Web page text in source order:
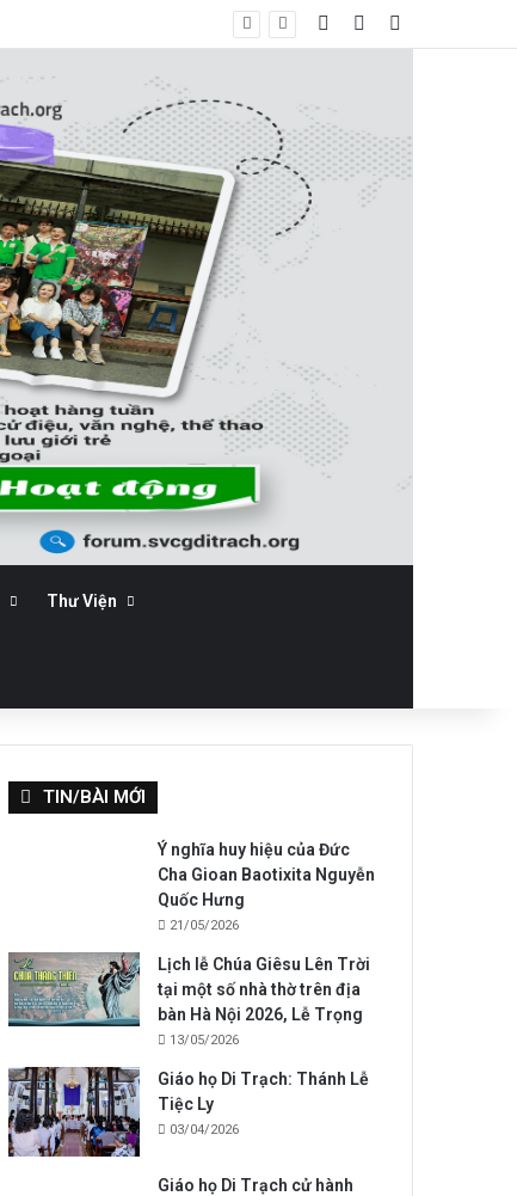
Log In Bài viết ngẫu
Thư Viện
TIN/BÀI MỚI
Ý nghĩa huy hiệu của Đức
Cha Gioan Baotixita Nguyễn
Quốc Hưng
21/05/2026
Lịch lễ Chúa Giêsu Lên Trời
tại một số nhà thờ trên địa
bàn Hà Nội 2026, Lễ Trọng
13/05/2026
Giáo họ Di Trạch: Thánh Lễ
Tiệc Ly
03/04/2026
Giáo họ Di Trạch cử hành